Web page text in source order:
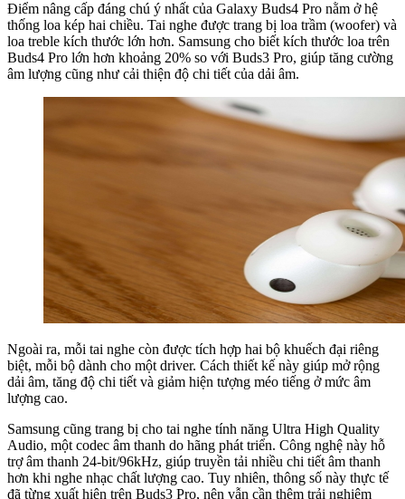
Điểm nâng cấp đáng chú ý nhất của Galaxy Buds4 Pro nằm ở hệ
thống loa kép hai chiều. Tai nghe được trang bị loa trầm (woofer) và
loa treble kích thước lớn hơn. Samsung cho biết kích thước loa trên
Buds4 Pro lớn hơn khoảng 20% so với Buds3 Pro, giúp tăng cường
âm lượng cũng như cải thiện độ chi tiết của dải âm.
Ngoài ra, mỗi tai nghe còn được tích hợp hai bộ khuếch đại riêng
biệt, mỗi bộ dành cho một driver. Cách thiết kế này giúp mở rộng
dải âm, tăng độ chi tiết và giảm hiện tượng méo tiếng ở mức âm
lượng cao.
Samsung cũng trang bị cho tai nghe tính năng Ultra High Quality
Audio, một codec âm thanh do hãng phát triển. Công nghệ này hỗ
trợ âm thanh 24-bit/96kHz, giúp truyền tải nhiều chi tiết âm thanh
hơn khi nghe nhạc chất lượng cao. Tuy nhiên, thông số này thực tế
đã từng xuất hiện trên Buds3 Pro, nên vẫn cần thêm trải nghiệm